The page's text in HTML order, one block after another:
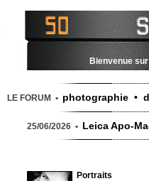
Bienvenue
LE FORUM • photographie •
25/06/2026 • Leica Apo-
Portraits